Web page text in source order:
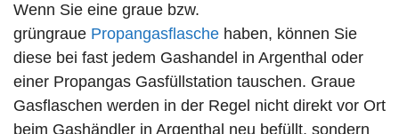
Wenn Sie eine graue bzw.
grüngraue Propangasflasche haben, können Sie
diese bei fast jedem Gashandel in Argenthal oder
einer Propangas Gasfüllstation tauschen. Graue
Gasflaschen werden in der Regel nicht direkt vor Ort
beim Gashändler in Argenthal neu befüllt, sondern